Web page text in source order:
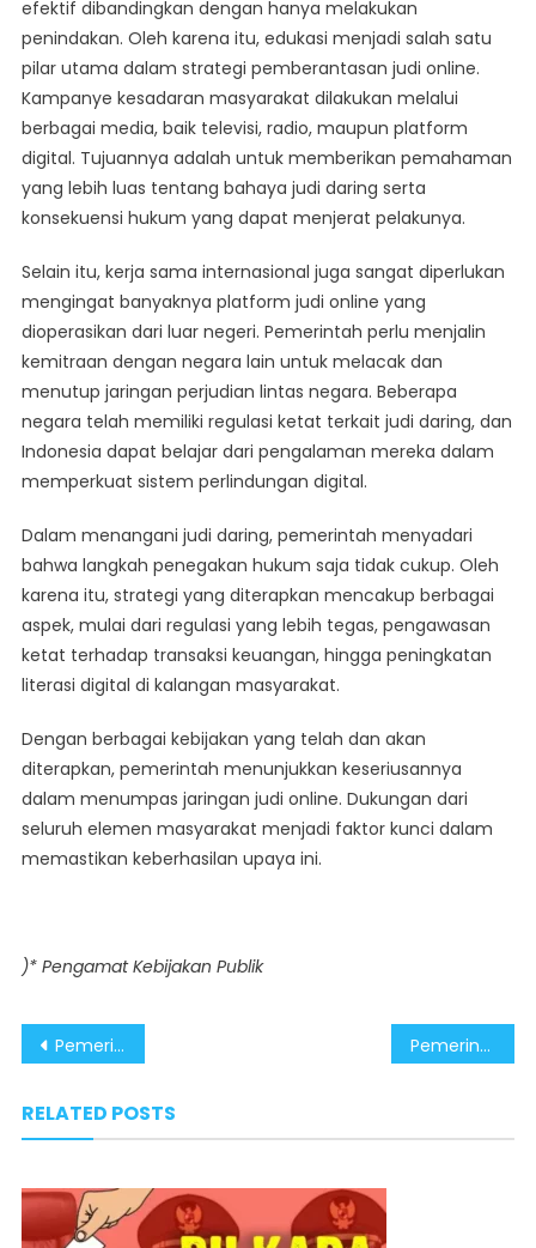
efektif dibandingkan dengan hanya melakukan
penindakan. Oleh karena itu, edukasi menjadi salah satu
pilar utama dalam strategi pemberantasan judi online.
Kampanye kesadaran masyarakat dilakukan melalui
berbagai media, baik televisi, radio, maupun platform
digital. Tujuannya adalah untuk memberikan pemahaman
yang lebih luas tentang bahaya judi daring serta
konsekuensi hukum yang dapat menjerat pelakunya.
Selain itu, kerja sama internasional juga sangat diperlukan
mengingat banyaknya platform judi online yang
dioperasikan dari luar negeri. Pemerintah perlu menjalin
kemitraan dengan negara lain untuk melacak dan
menutup jaringan perjudian lintas negara. Beberapa
negara telah memiliki regulasi ketat terkait judi daring, dan
Indonesia dapat belajar dari pengalaman mereka dalam
memperkuat sistem perlindungan digital.
Dalam menangani judi daring, pemerintah menyadari
bahwa langkah penegakan hukum saja tidak cukup. Oleh
karena itu, strategi yang diterapkan mencakup berbagai
aspek, mulai dari regulasi yang lebih tegas, pengawasan
ketat terhadap transaksi keuangan, hingga peningkatan
literasi digital di kalangan masyarakat.
Dengan berbagai kebijakan yang telah dan akan
diterapkan, pemerintah menunjukkan keseriusannya
dalam menumpas jaringan judi online. Dukungan dari
seluruh elemen masyarakat menjadi faktor kunci dalam
memastikan keberhasilan upaya ini.
)* Pengamat Kebijakan Publik
Post
Pemerintah Dorong Partisipasi Pemda Sukseskan Program Makan Bergizi Gratis Pemerintah Optimalkan Riset Kembangkan Ekonomi Biru
RELATED POSTS